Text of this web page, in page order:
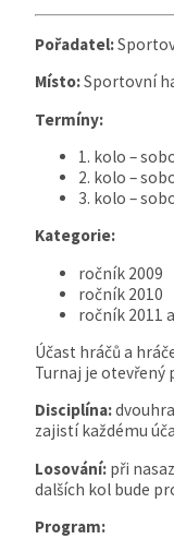
Pořadatel:
Místo:Sportovní
Termíny:
1. kolo –
2. kolo –
3. kolo –
Kategorie:
ročník 2009
ročník 2010
ročník 2011
Účast hráčů a
Turnaj je otevřený
Disciplína:
zajistí každému
Losování: při
dalších kol bude
Program: